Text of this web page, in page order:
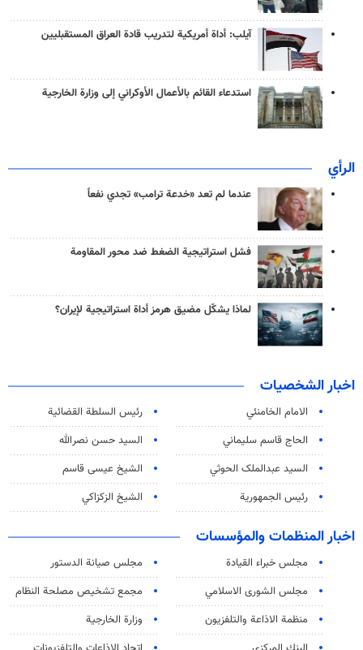
آيلب: أداة أمريكية لتدريب قادة العراق المستقبليين
استدعاء القائم بالأعمال الأوكراني إلى وزارة الخارجية
الرأي
عندما لم تعد «خدعة ترامب» تجدي نفعاً
فشل استراتيجية الضغط ضد محور المقاومة
لماذا يشكّل مضيق هرمز أداة استراتيجية لإيران؟
اخبار الشخصيات
الامام الخامنئي
رئیس السلطة القضائیة
الحاج قاسم سليماني
السيد حسن نصرالله
السید عبدالملک الحوثي
الشيخ عيسى قاسم
رئيس الجمهورية
الشيخ الزكزاكي
اخبار المنظمات والمؤسسات
مجلس خبراء القيادة
مجلس صيانة الدستور
مجلس الشورى الاسلامي
مجمع تشخيص مصلحة النظام
منظمة الاذاعة والتلفزیون
وزارة الخارجية